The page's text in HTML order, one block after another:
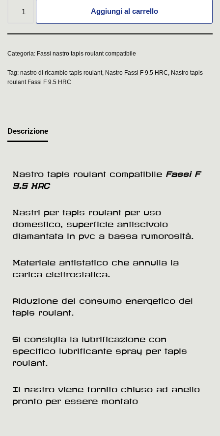
Aggiungi al carrello
Categoria: Fassi nastro tapis roulant compatibile
Tag: nastro di ricambio tapis roulant, Nastro Fassi F 9.5 HRC, Nastro tapis
roulant Fassi F 9.5 HRC
Descrizione
Nastro tapis roulant compatibile Fassi F
9.5 HRC
Nastri per tapis roulant per uso
domestico, superficie antiscivolo
diamantata in pvc a bassa rumorosità.
Materiale antistatico che annulla la
carica elettrostatica.
Riduzione del consumo energetico del
tapis roulant.
Si consiglia la lubrificazione con
specifico lubrificante spray per tapis
roulant.
Il nastro viene fornito chiuso ad anello
pronto per essere montato